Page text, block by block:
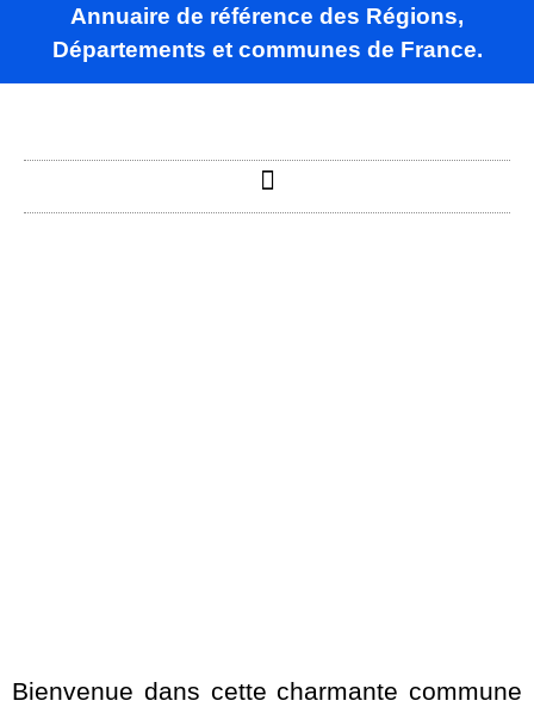
Annuaire de référence des Régions,
Départements et communes de France.
Bienvenue dans cette charmante commune